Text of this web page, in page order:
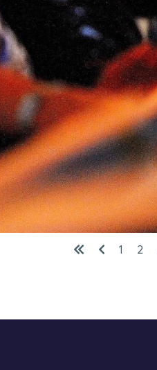
1 2